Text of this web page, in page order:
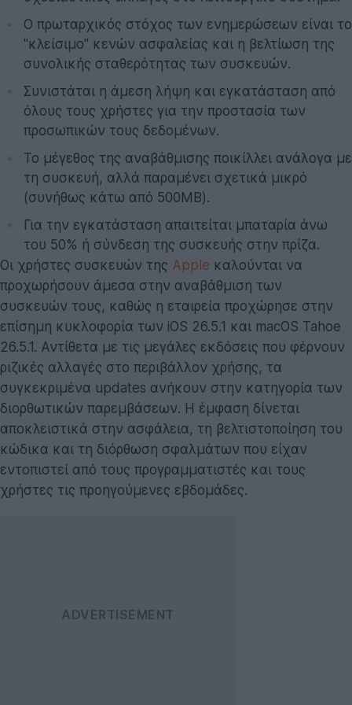
Ο πρωταρχικός στόχος των ενημερώσεων είναι το
"κλείσιμο" κενών ασφαλείας και η βελτίωση της
συνολικής σταθερότητας των συσκευών.
Συνιστάται η άμεση λήψη και εγκατάσταση από
όλους τους χρήστες για την προστασία των
προσωπικών τους δεδομένων.
Το μέγεθος της αναβάθμισης ποικίλλει ανάλογα με
τη συσκευή, αλλά παραμένει σχετικά μικρό
(συνήθως κάτω από 500MB).
Για την εγκατάσταση απαιτείται μπαταρία άνω
του 50% ή σύνδεση της συσκευής στην πρίζα.
Οι χρήστες συσκευών της Apple καλούνται να
προχωρήσουν άμεσα στην αναβάθμιση των
συσκευών τους, καθώς η εταιρεία προχώρησε στην
επίσημη κυκλοφορία των iOS 26.5.1 και macOS Tahoe
26.5.1. Αντίθετα με τις μεγάλες εκδόσεις που φέρνουν
ριζικές αλλαγές στο περιβάλλον χρήσης, τα
συγκεκριμένα updates ανήκουν στην κατηγορία των
διορθωτικών παρεμβάσεων. Η έμφαση δίνεται
αποκλειστικά στην ασφάλεια, τη βελτιστοποίηση του
κώδικα και τη διόρθωση σφαλμάτων που είχαν
εντοπιστεί από τους προγραμματιστές και τους
χρήστες τις προηγούμενες εβδομάδες.